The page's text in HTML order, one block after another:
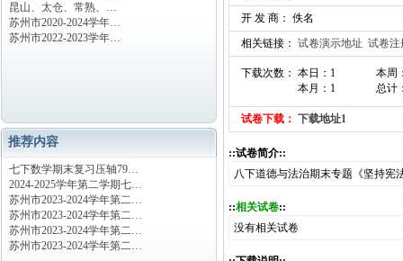
昆山、太仓、常熟、…
苏州市2020-2024学年…
苏州市2022-2023学年…
推荐内容
七下数学期末复习压轴79…
2024-2025学年第二学期七…
苏州市2023-2024学年第二…
苏州市2023-2024学年第二…
苏州市2023-2024学年第二…
苏州市2023-2024学年第二…
开 发 商： 佚名
相关链接： 试卷演示地址 试卷注
下载次数： 本日：1
本月：1
本周
总计
试卷下载： 下载地址1
::试卷简介::
八下道德与法治期末专题《坚持宪
::相关试卷::
没有相关试卷